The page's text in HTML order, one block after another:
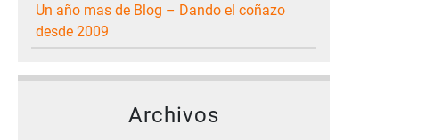
Un año mas de Blog – Dando el coñazo
desde 2009
Archivos